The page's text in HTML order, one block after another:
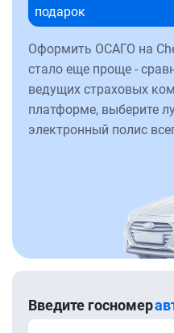
подарок
Оформить ОСАГО на
стало еще проще -
ведущих страховых
платформе, выберите
электронный полис
Введите госномер